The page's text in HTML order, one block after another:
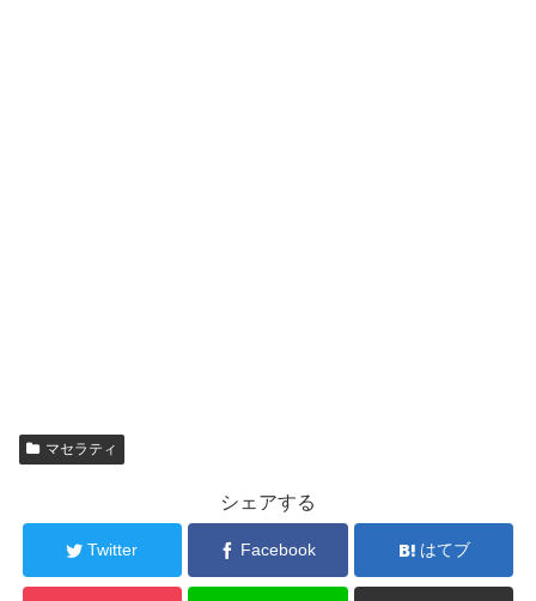
マセラティ
シェアする
Twitter Facebook はてブ